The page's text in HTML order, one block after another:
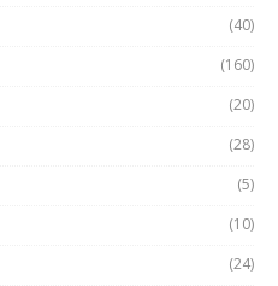
(40)
(160)
(20)
(28)
(5)
(10)
(24)